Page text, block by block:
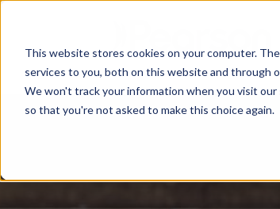
This website stores cookies on your computer.
services to you, both on this website and through
We won't track your information when you visit
so that you're not asked to make this choice again.